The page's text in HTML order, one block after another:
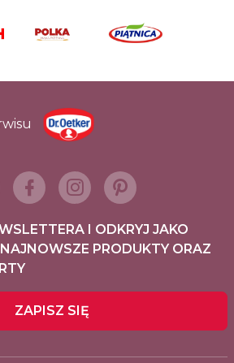
I ODKRYJ JAKO
PRODUKTY ORAZ
ZAPISZ SIĘ